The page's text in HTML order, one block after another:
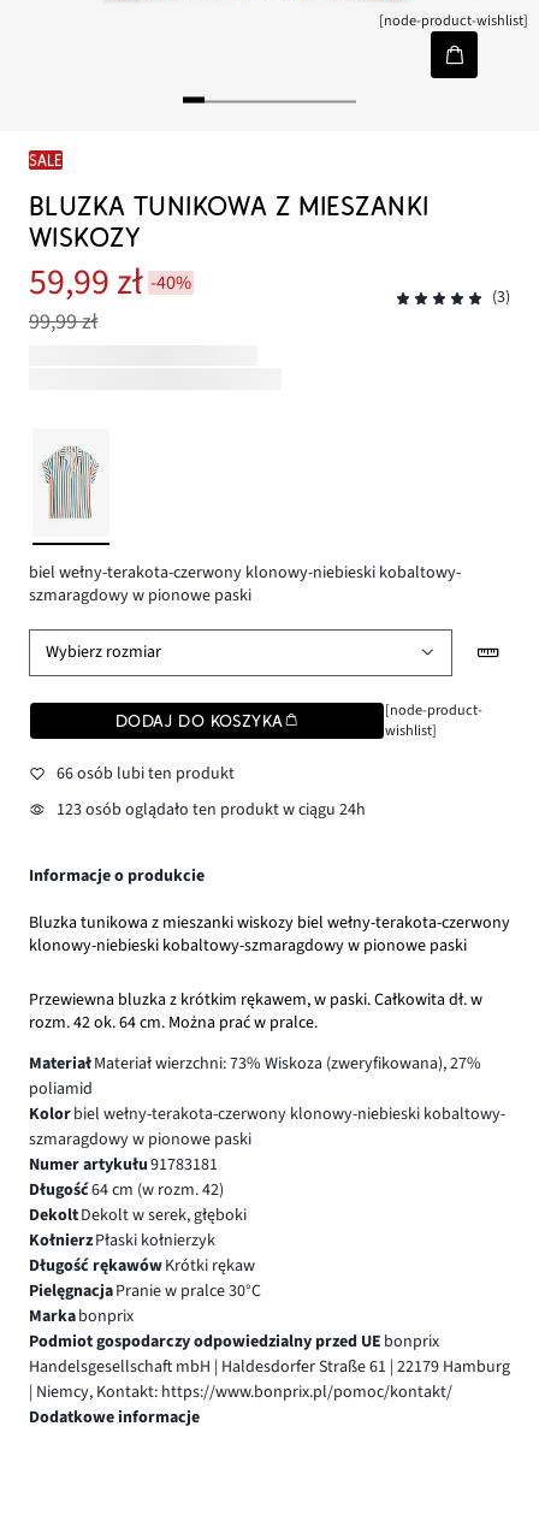
[node-product-wishlist]
SALE
BLUZKA TUNIKOWA Z MIESZANKI
WISKOZY
59,99 zł -40%
99,99 zł
(3)
biel wełny-terakota-czerwony klonowy-niebieski kobaltowy-
szmaragdowy w pionowe paski
Wybierz rozmiar
DODAJ DO KOSZYKA
[node-product-
wishlist]
66 osób lubi ten produkt
123 osób oglądało ten produkt w ciągu 24h
Informacje o produkcie
Bluzka tunikowa z mieszanki wiskozy biel wełny-terakota-czerwony
klonowy-niebieski kobaltowy-szmaragdowy w pionowe paski
Przewiewna bluzka z krótkim rękawem, w paski. Całkowita dł. w
rozm. 42 ok. 64 cm. Można prać w pralce.
MateriałMateriał wierzchni: 73% Wiskoza (zweryfikowana), 27%
poliamid
Kolorbiel wełny-terakota-czerwony klonowy-niebieski kobaltowy-
szmaragdowy w pionowe paski
Numer artykułu91783181
Długość64 cm (w rozm. 42)
DekoltDekolt w serek, głęboki
KołnierzPłaski kołnierzyk
Długość rękawówKrótki rękaw
PielęgnacjaPranie w pralce 30°C
Markabonprix
Podmiot gospodarczy odpowiedzialny przed UE bonprix
Handelsgesellschaft mbH | Haldesdorfer Straße 61 | 22179 Hamburg
| Niemcy, Kontakt: https://www.bonprix.pl/pomoc/kontakt/
Dodatkowe informacje